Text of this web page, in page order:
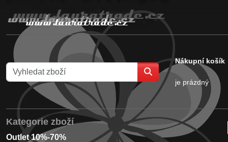
Nákupní košík
je prázdný
Kategorie zboží
Outlet 10%-70%